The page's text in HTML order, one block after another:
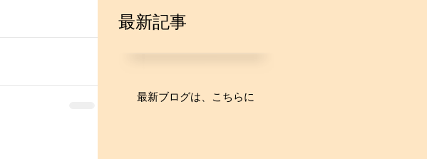
最新記事
最新ブログは、こちらに